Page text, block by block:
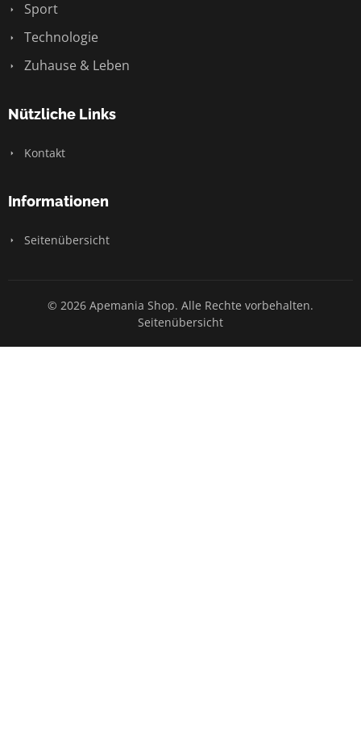
Sport
Technologie
Zuhause & Leben
Nützliche Links
Kontakt
Informationen
Seitenübersicht
© 2026 Apemania Shop. Alle Rechte vorbehalten.
Seitenübersicht